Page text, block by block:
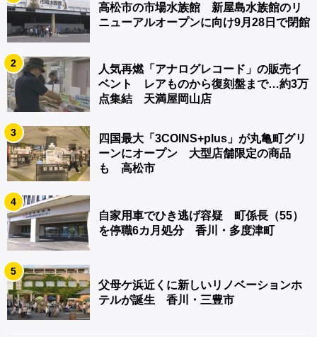
高松市の市場水族館 新屋島水族館のリ
ニューアルオープンに向け9月28日で閉館
2
人気再燃「アナログレコード」の販売イ
ベント レアものから復刻盤まで…約3万
点集結 天満屋岡山店
3
四国最大「3COINS+plus」が丸亀町グリ
ーンにオープン 大型店舗限定の商品
も 高松市
4
自家用車でひき逃げ容疑 町係長（55）
を停職6カ月処分 香川・多度津町
5
父母ケ浜近くに新しいリノベーションホ
テルが誕生 香川・三豊市